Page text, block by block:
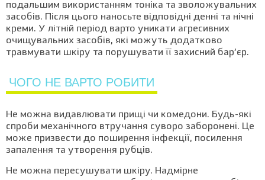
подальшим використанням тоніка та зволожувальних
засобів. Після цього наносьте відповідні денні та нічні
креми. У літній період варто уникати агресивних
очищувальних засобів, які можуть додатково
травмувати шкіру та порушувати її захисний бар’єр.
ЧОГО НЕ ВАРТО РОБИТИ
Не можна видавлювати прищі чи комедони. Будь-які
спроби механічного втручання суворо заборонені. Це
може призвести до поширення інфекції, посилення
запалення та утворення рубців.
Не можна пересушувати шкіру. Надмірне